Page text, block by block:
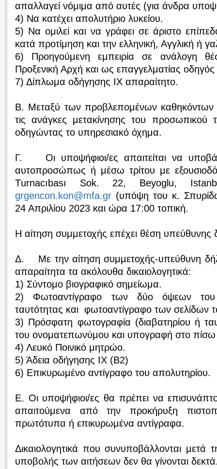
απαλλαγεί νόμιμα από αυτές (για άνδρα
4) Να κατέχει απολυτήριο λυκείου.
5) Να ομιλεί και να γράφει σε άριστο
κατά προτίμηση και την ελληνική, Αγγλική ή
6) Προηγούμενη εμπειρία σε ανάλογη
Προξενική Αρχή και ως επαγγελματίας οδηγός
7) Δίπλωμα οδήγησης ΙΧ απαραίτητο.
B. Μεταξύ των προβλεπομένων καθηκόντων
τις ανάγκες μετακίνησης του προσωπικού
οδηγώντας το υπηρεσιακό όχημα.
Γ. Οι υποψήφιοι/ες απαιτείται να
αυτοπροσώπως ή μέσω τρίτου με
Τurnacıbası Sok. 22, Beyοglu,
grgencon.kon@mfa.gr (υπόψη του κ.
24 Απριλίου 2023 και ώρα 17:00 τοπική.
Η αίτηση συμμετοχής επέχει θέση
Δ. Με την αίτηση συμμετοχής-υπεύθυνη
απαραίτητα τα ακόλουθα δικαιολογητικά:
1) Σύντομο βιογραφικό σημείωμα.
2) Φωτοαντίγραφο των δύο όψεων του
ταυτότητας και φωτοαντίγραφο των σελίδων
3) Πρόσφατη φωτογραφία (διαβατηρίου ή
του ονοματεπωνύμου και υπογραφή στο
4) Λευκό Ποινικό μητρώο.
5) Άδεια οδήγησης ΙΧ (Β2)
6) Επικυρωμένο αντίγραφο του απολυτηρίου.
Ε. Οι υποψήφιοι/ες θα πρέπει να
απαιτούμενα από την προκήρυξη
πρωτότυπα ή επικυρωμένα αντίγραφα.
Δικαιολογητικά που συνυποβάλλονται μετά
υποβολής των αιτήσεων δεν θα γίνονται